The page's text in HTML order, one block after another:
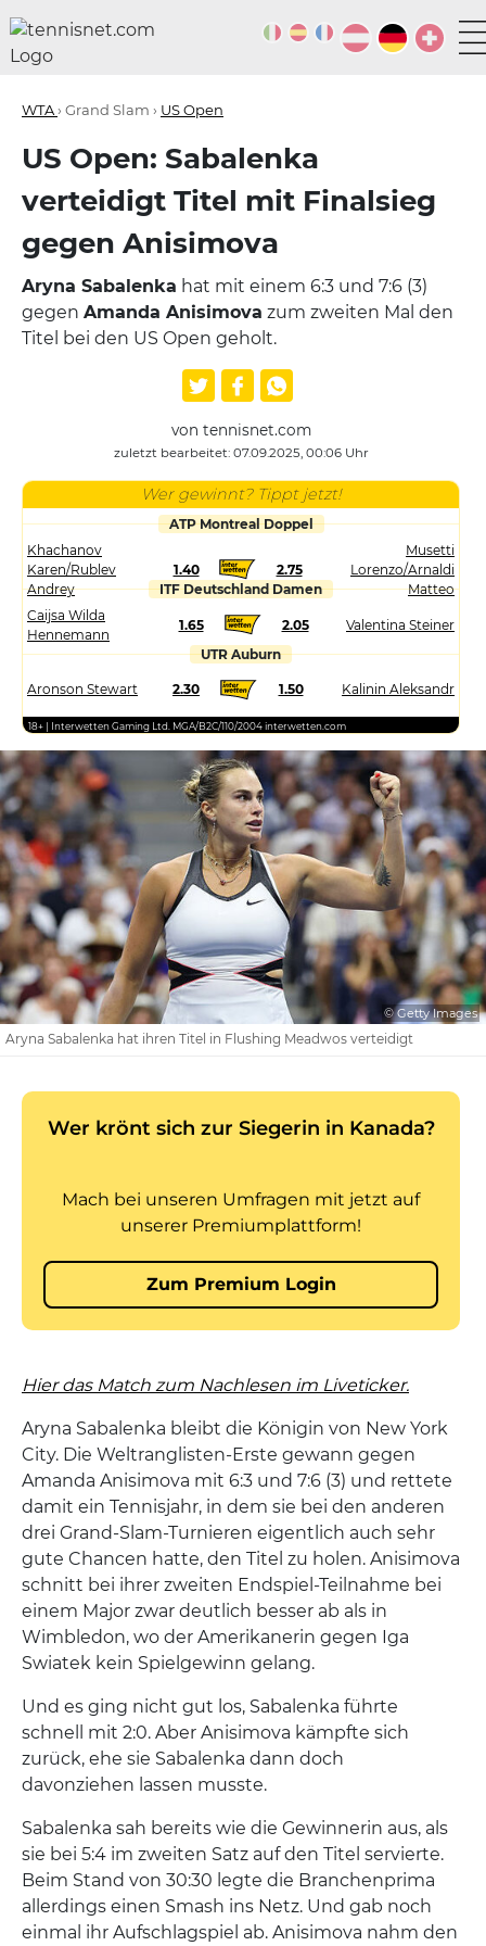
WTA› Grand Slam › US Open
US Open: Sabalenka
verteidigt Titel mit Finalsieg
gegen Anisimova
Aryna Sabalenka hat mit einem 6:3 und 7:6 (3)
gegen Amanda Anisimova zum zweiten Mal den
Titel bei den US Open geholt.
von tennisnet.com
zuletzt bearbeitet: 07.09.2025, 00:06 Uhr
Wer gewinnt? Tippt jetzt!
ATP Montreal Doppel
Khachanov
Karen/Rublev
Andrey
1.40 2.75
Musetti
Lorenzo/Arnaldi
Matteo
ITF Deutschland Damen
Caijsa Wilda
Hennemann
1.65 2.05
Valentina Steiner
UTR Auburn
Aronson Stewart 2.30 1.50 Kalinin Aleksandr
18+ | Interwetten Gaming Ltd. MGA/B2C/110/2004 interwetten.com
© Getty Images
Aryna Sabalenka hat ihren Titel in Flushing Meadwos verteidigt
Hier das Match zum Nachlesen im Liveticker.
Aryna Sabalenka bleibt die Königin von New York
City. Die Weltranglisten-Erste gewann gegen
Amanda Anisimova mit 6:3 und 7:6 (3) und rettete
damit ein Tennisjahr, in dem sie bei den anderen
drei Grand-Slam-Turnieren eigentlich auch sehr
gute Chancen hatte, den Titel zu holen. Anisimova
schnitt bei ihrer zweiten Endspiel-Teilnahme bei
einem Major zwar deutlich besser ab als in
Wimbledon, wo der Amerikanerin gegen Iga
Swiatek kein Spielgewinn gelang.
Und es ging nicht gut los, Sabalenka führte
schnell mit 2:0. Aber Anisimova kämpfte sich
zurück, ehe sie Sabalenka dann doch
davonziehen lassen musste.
Sabalenka sah bereits wie die Gewinnerin aus, als
sie bei 5:4 im zweiten Satz auf den Titel servierte.
Beim Stand von 30:30 legte die Branchenprima
allerdings einen Smash ins Netz. Und gab noch
einmal ihr Aufschlagspiel ab. Anisimova nahm den